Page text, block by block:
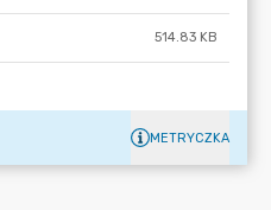
514.83 KB
METRYCZKA